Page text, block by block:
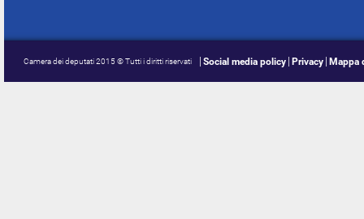
Camera dei deputati 2015 © Tutti i diritti riservati Social media policy Privacy Mappa